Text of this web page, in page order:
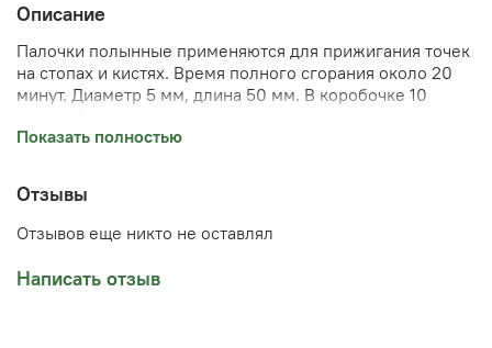
Описание
Палочки полынные применяются для прижигания точек
на стопах и кистях. Время полного сгорания около 20
минут. Диаметр 5 мм, длина 50 мм. В коробочке 10
регистрационное удостоверение.
Показать полностью
Отзывы
Отзывов еще никто не оставлял
Написать отзыв